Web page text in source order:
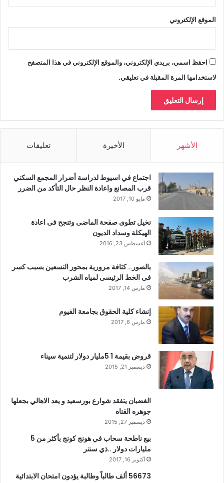
الموقع الإلكتروني
احفظ اسمي، بريدي الإلكتروني، والموقع الإلكتروني في هذا المتصفح
لاستخدامها المرة المقبلة في تعليقي.
الأشهر الأخيرة تعليقات
اجتماع في اسيوط لدراسة أضرار المجمع السكني
قرب المصانع واعادة النظر حال التأكد من الضرر
مايو 10, 2017
نخيل تطوى صفحة الماضى وتنجح فى اعادة
الهيكلة وسداد الديون
أغسطس 23, 2016
بالصور.. كثافة مرورية بمحور التسعين بسبب كسر
فى الخط الرئيسى لمياه الشرب
مارس 14, 2017
إنشاء كلية الحقوق بجامعة الفيوم
مارس 6, 2017
قروض بقيمة 1 5مليار دولار لتنمية سيناء
ديسمبر 21, 2015
الغضبان يتفقد شوارع بورسعيد و يعد الاهالي بجعلها
جوهره القناه
ديسمبر 27, 2015
بيع ناطحة سحاب في هونج كونج بأكثر من 5
مليارات دولار ..ذي سنتر
أكتوبر 16, 2017
56673 ألف طالباً وطالبة يؤدون امتحان الابتدائية